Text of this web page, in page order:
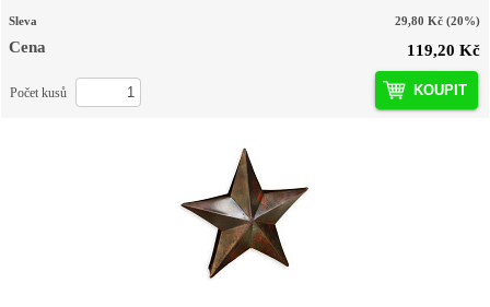
Sleva 29,80 Kč (20%)
Cena 119,20 Kč
KOUPIT
Počet kusů